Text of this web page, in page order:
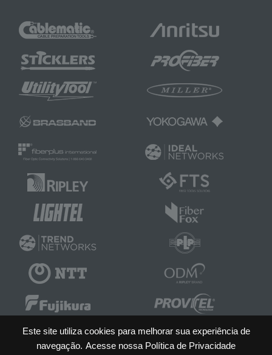
Este site utiliza cookies para melhorar sua experiência de
navegação. Acesse nossa Política de Privacidade
PROVITEL Telecomunicações e Eletricidade LTDA